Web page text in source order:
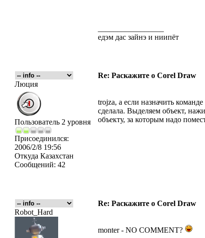
едэм дас зайнэ и ниипёт
Re: Раскажите о Corel Draw
Люция
Пользователь 2 уровня
Присоединился:
2006/2/8 19:56
Откуда Казахстан
Сообщений: 42
trojza, а если назначить
сделала. Выделяем объект,
объекту, за которым надо
Re: Раскажите о Corel Draw
Robot_Hard
monter - NO COMMENT?